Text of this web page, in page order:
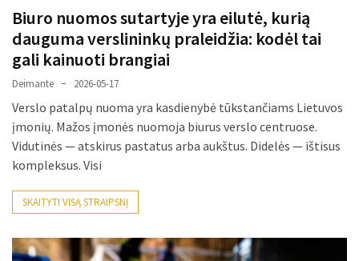
Biuro nuomos sutartyje yra eilutė, kurią
dauguma verslininkų praleidžia: kodėl tai
gali kainuoti brangiai
Deimante 2026-05-17
Verslo patalpų nuoma yra kasdienybė tūkstančiams Lietuvos
įmonių. Mažos įmonės nuomoja biurus verslo centruose.
Vidutinės — atskirus pastatus arba aukštus. Didelės — ištisus
kompleksus. Visi
SKAITYTI VISĄ STRAIPSNĮ